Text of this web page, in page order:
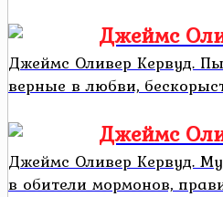
Джеймс
Джеймс Оливер Кервуд.
верные в любви,
Джеймс
Джеймс Оливер Кервуд.
в обители мормонов,